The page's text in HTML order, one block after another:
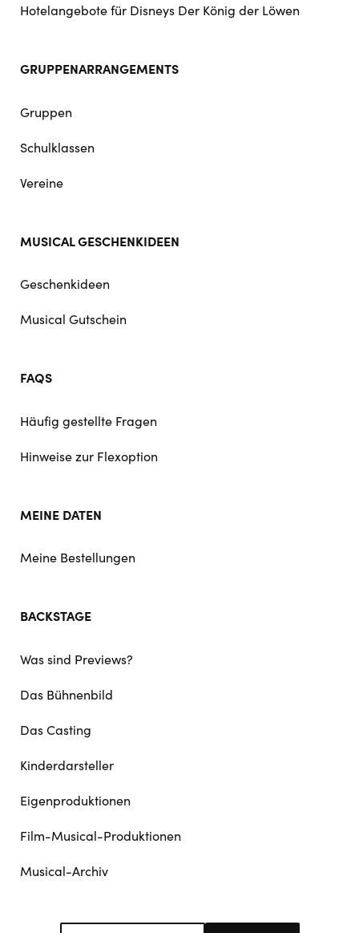
Hotelangebote für Disneys Der König der Löwen
GRUPPENARRANGEMENTS
Gruppen
Schulklassen
Vereine
MUSICAL GESCHENKIDEEN
Geschenkideen
Musical Gutschein
FAQS
Häufig gestellte Fragen
Hinweise zur Flexoption
MEINE DATEN
Meine Bestellungen
BACKSTAGE
Was sind Previews?
Das Bühnenbild
Das Casting
Kinderdarsteller
Eigenproduktionen
Film-Musical-Produktionen
Musical-Archiv